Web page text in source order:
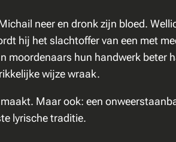
o
z
e
n
a
n
neer en dronk zijn bloed.
hij het slachtoffer van een met
moordenaars hun handwerk
wijze wraak.
Maar ook: een
lyrische traditie.